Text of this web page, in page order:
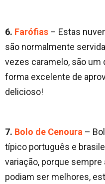
6. Farófias – Estas
são normalmente
vezes caramelo, são um
forma excelente de
delicioso!
7. Bolo de Cenoura –
típico português e
variação, porque
podiam ser melhores,